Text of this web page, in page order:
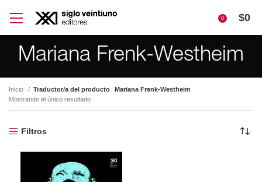
0 $0
Mariana Frenk-Westheim
Inicio Traductor/a del producto
Mariana Frenk-Westheim
Mostrando el único resultado
Filtros